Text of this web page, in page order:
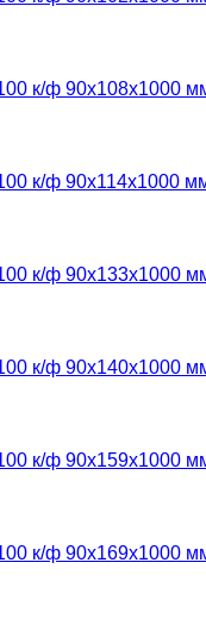
к/ф 90x108x1000
к/ф 90x114x1000
к/ф 90x133x1000
к/ф 90x140x1000
к/ф 90x159x1000
к/ф 90x169x1000